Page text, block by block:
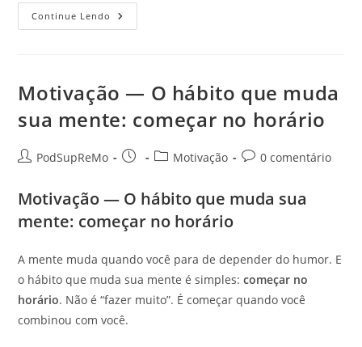
Continue Lendo Motivação
—
Futuro
Motivação — O hábito que muda
sua mente: começar no horário
Autor
post:
PodSupReMo
Post
Categoria
post:
Motivação
Comentários
post:
0 comentário
Motivação — O hábito que muda sua
mente: começar no horário
A mente muda quando você para de depender do humor. E
o hábito que muda sua mente é simples:começar no
horário. Não é “fazer muito”. É começar quando você
combinou com você.